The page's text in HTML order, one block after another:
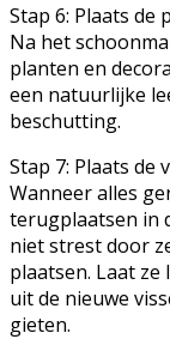
Stap 6: Plaats
Na het
planten en
een natuurlijke
beschutting.
Stap 7: Plaats de
Wanneer alles
terugplaatsen in
niet strest door
plaatsen. Laat
uit de nieuwe
gieten.